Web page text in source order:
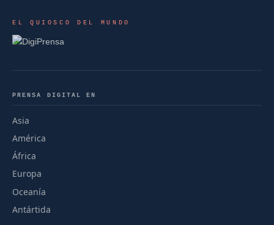
EL QUIOSCO DEL MUNDO
PRENSA DIGITAL EN
Asia
América
África
Europa
Oceanía
Antártida